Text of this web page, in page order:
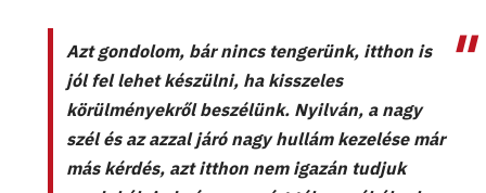
Azt gondolom, bár nincs tengerünk, itthon is
jól fel lehet készülni, ha kisszeles
körülményekről beszélünk. Nyilván, a nagy
szél és az azzal járó nagy hullám kezelése már
más kérdés, azt itthon nem igazán tudjuk